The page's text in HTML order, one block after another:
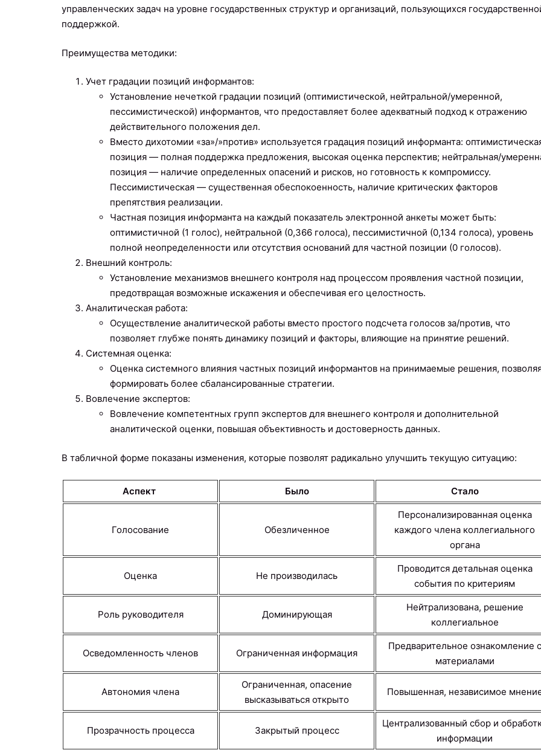
управленческих задач на уровне государственных структур и организаций, пользующихся
поддержкой.
Преимущества методики:
Учет градации позиций информантов:
Установление нечеткой градации позиций (оптимистической, нейтральной/умеренной,
пессимистической) информантов, что предоставляет более адекватный подход к отражению
действительного положения дел.
Вместо дихотомии «за»/»против» используется градация позиций информанта:
позиция — полная поддержка предложения, высокая оценка перспектив; нейтральная/
позиция — наличие определенных опасений и рисков, но готовность к компромиссу.
Пессимистическая — существенная обеспокоенность, наличие критических факторов
препятствия реализации.
Частная позиция информанта на каждый показатель электронной анкеты может быть:
оптимистичной (1 голос), нейтральной (0,366 голоса), пессимистичной (0,134 голоса), уровень
полной неопределенности или отсутствия оснований для частной позиции (0 голосов).
Внешний контроль:
Установление механизмов внешнего контроля над процессом проявления частной позиции,
предотвращая возможные искажения и обеспечивая его целостность.
Аналитическая работа:
Осуществление аналитической работы вместо простого подсчета голосов за/против, что
позволяет глубже понять динамику позиций и факторы, влияющие на принятие решений.
Системная оценка:
Оценка системного влияния частных позиций информантов на принимаемые решения,
формировать более сбалансированные стратегии.
Вовлечение экспертов:
Вовлечение компетентных групп экспертов для внешнего контроля и дополнительной
аналитической оценки, повышая объективность и достоверность данных.
В табличной форме показаны изменения, которые позволят радикально улучшить текущую ситуацию:
Аспект Было Стало
Голосование Обезличенное
Персонализированная оценка
каждого члена коллегиального
органа
Оценка Не производилась
Проводится детальная оценка
события по критериям
Роль руководителя Доминирующая
Нейтрализована, решение
коллегиальное
Осведомленность членов Ограниченная информация
Предварительное ознакомление с
материалами
Автономия члена
Ограниченная, опасение
высказываться открыто
Повышенная, независимое
Прозрачность процесса Закрытый процесс
Централизованный сбор и
информации